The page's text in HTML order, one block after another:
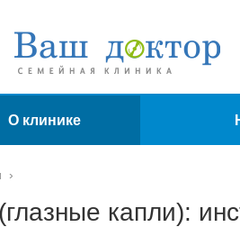
О клинике
›
капли):